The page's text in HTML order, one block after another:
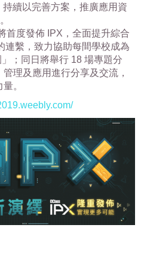
續以完善方案，推廣應用資
首度發佈 IPX，全面提升綜合
連繫，致力協助每間學校成為
；同日將舉行 18 場專題分
理及應用進行分享及交流，
。